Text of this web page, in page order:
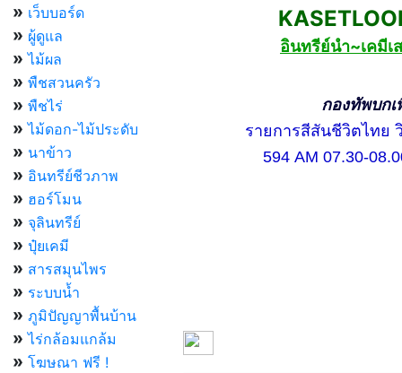
» เว็บบอร์ด
» ผู้ดูแล
» ไม้ผล
» พืชสวนครัว
» พืชไร่
» ไม้ดอก-ไม้ประดับ
» นาข้าว
» อินทรีย์ชีวภาพ
» ฮอร์โมน
» จุลินทรีย์
» ปุ๋ยเคมี
» สารสมุนไพร
» ระบบน้ำ
» ภูมิปัญญาพื้นบ้าน
» ไร่กล้อมแกล้ม
» โฆษณา ฟรี !
อินทรีย์นำ~เคมีเ
กองทัพบกเพื่อป
รายการสีสันชีวิตไทย วิ
594 AM 07.30-08.00